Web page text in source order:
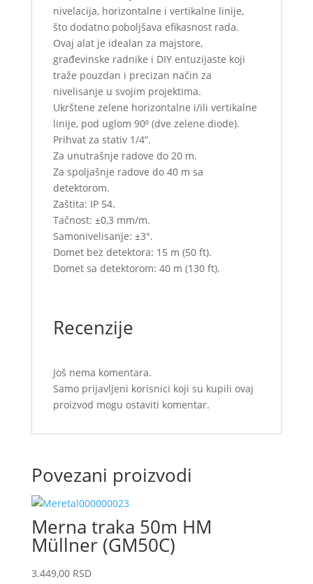
nivelacija, horizontalne i vertikalne linije,
što dodatno poboljšava efikasnost rada.
Ovaj alat je idealan za majstore,
građevinske radnike i DIY entuzijaste koji
traže pouzdan i precizan način za
nivelisanje u svojim projektima.
Ukrštene zelene horizontalne i/ili vertikalne
linije, pod uglom 90⁰ (dve zelene diode).
Prihvat za stativ 1/4”.
Za unutrašnje radove do 20 m.
Za spoljašnje radove do 40 m sa
detektorom.
Zaštita: IP 54.
Tačnost: ±0,3 mm/m.
Samonivelisanje: ±3°.
Domet bez detektora: 15 m (50 ft).
Domet sa detektorom: 40 m (130 ft).
Recenzije
Još nema komentara.
Samo prijavljeni korisnici koji su kupili ovaj
proizvod mogu ostaviti komentar.
Povezani proizvodi
Merna traka 50m HM
Müllner (GM50C)
3.449,00 RSD
Odaberite
kategoriju